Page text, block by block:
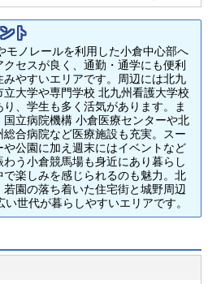
ト
モノレールを利用した小倉中心部へ
クセスが良く、通勤・通学にも便利
みやすいエリアです。周辺には北九
立大学や専門学校 北九州看護大学校
り、学生も多く活気があります。ま
国立病院機構 小倉医療センターや北
総合病院など医療施設も充実。スー
や公園に加え週末にはイベントなど
わう小倉競馬場も身近にあり暮らし
で楽しみを感じられるのも魅力。北
若園の落ち着いた住宅街と城野周辺
世代が暮らしやすいエリアです。